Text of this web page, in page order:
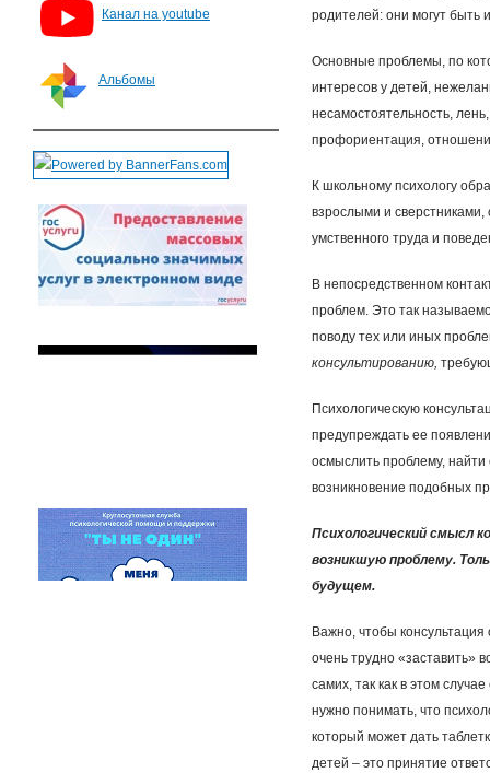
родителей: они могут быть
Основные проблемы, по
интересов у детей,
несамостоятельность,
профориентация,
К школьному психологу
взрослыми и
умственного труда и
В непосредственном
проблем. Это так
поводу тех или иных
консультированию,
Психологическую
предупреждать ее
осмыслить проблему,
возникновение подобных
Психологический смысл
возникшую проблему.
будущем.
Важно, чтобы
очень трудно «заставить»
самих, так как в этом
нужно понимать, что
который может дать
детей – это принятие
Канал на youtube
Альбомы